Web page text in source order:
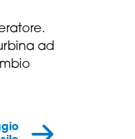
ad